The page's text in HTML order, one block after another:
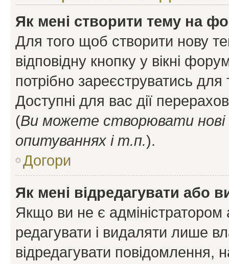
Як мені створити тему на
Для того щоб створити нову
відповідну кнопку у вікні
потрібно зареєструватись
Доступні для вас дії
(Ви можете створювати
опитуваннях і т.п.).
Догори
Як мені відредагувати або
Якщо ви не є
редагувати і видаляти лише
відредагувати повідомлення,